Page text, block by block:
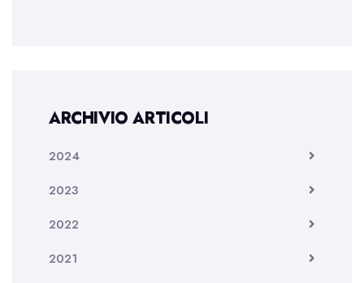
ARCHIVIO ARTICOLI
2024
2023
2022
2021